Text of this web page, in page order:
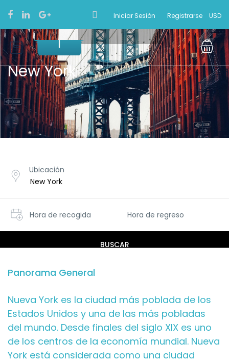
Iniciar Sesión Registrarse USD
New York
Ubicación
Hora de recogida Hora de regreso
BUSCAR
Panorama General
Nueva York es la ciudad más poblada de los
Estados Unidos y una de las más pobladas
del mundo. Desde finales del siglo XIX es uno
de los centros de la economía mundial. Nueva
York está considerada como una ciudad